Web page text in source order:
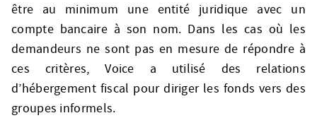
être au minimum une entité juridique avec un
compte bancaire à son nom. Dans les cas où les
demandeurs ne sont pas en mesure de répondre à
ces critères, Voice a utilisé des relations
d’hébergement fiscal pour diriger les fonds vers des
groupes informels.